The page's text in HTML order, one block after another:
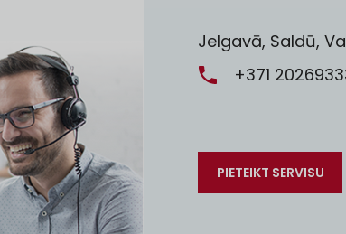
Jelgavā, Saldū,
+371
PIETEIKT SERVISU